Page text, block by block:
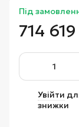
Під
714
Увійти
знижки